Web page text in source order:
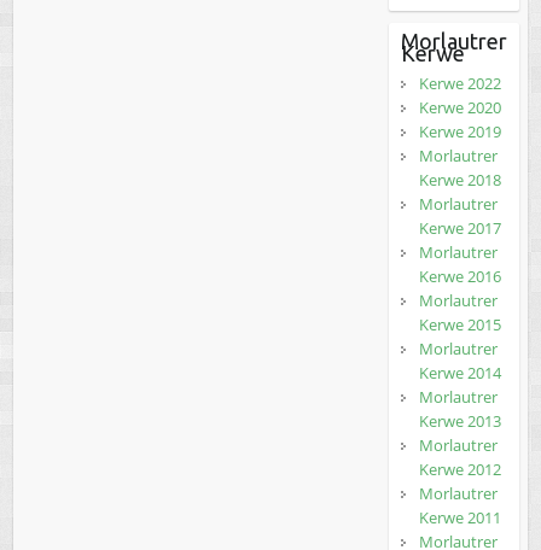
Morlautrer
Kerwe
Kerwe 2022
Kerwe 2020
Kerwe 2019
Morlautrer
Kerwe 2018
Morlautrer
Kerwe 2017
Morlautrer
Kerwe 2016
Morlautrer
Kerwe 2015
Morlautrer
Kerwe 2014
Morlautrer
Kerwe 2013
Morlautrer
Kerwe 2012
Morlautrer
Kerwe 2011
Morlautrer